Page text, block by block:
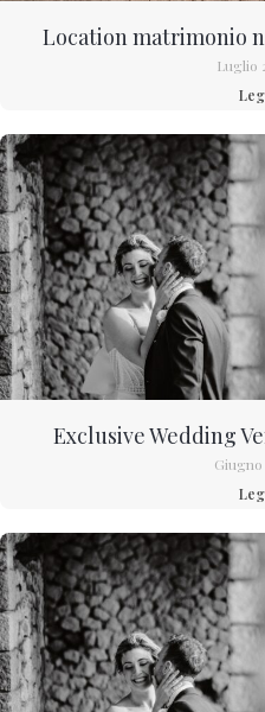
Location matrimonio
Luglio
Exclusive Wedding
Giugno